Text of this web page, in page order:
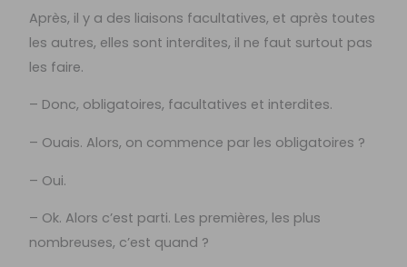
Après, il y a des liaisons facultatives, et après toutes
les autres, elles sont interdites, il ne faut surtout pas
les faire.
– Donc, obligatoires, facultatives et interdites.
– Ouais. Alors, on commence par les obligatoires ?
– Oui.
– Ok. Alors c’est parti. Les premières, les plus
nombreuses, c’est quand ?